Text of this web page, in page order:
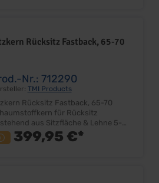
Hinweis: Bei Umrüstung
702299 zur Montage
Rücksitz Fastback, 65-70
Nr.: 712290
TMI Products
Rücksitz Fastback, 65-70
für Rücksitz
aus Sitzfläche & Lehne 5-
Nur
für Fastback Passend für
399,95 €*